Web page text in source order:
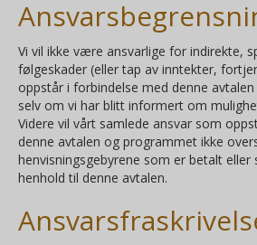
Vi vil ikke være ansvarlige for indirekte,
følgeskader (eller tap av inntekter,
oppstår i forbindelse med denne
selv om vi har blitt informert om
Videre vil vårt samlede ansvar som
denne avtalen og programmet ikke
henvisningsgebyrene som er betalt eller
henhold til denne avtalen.